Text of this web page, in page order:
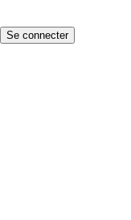
Se connecter